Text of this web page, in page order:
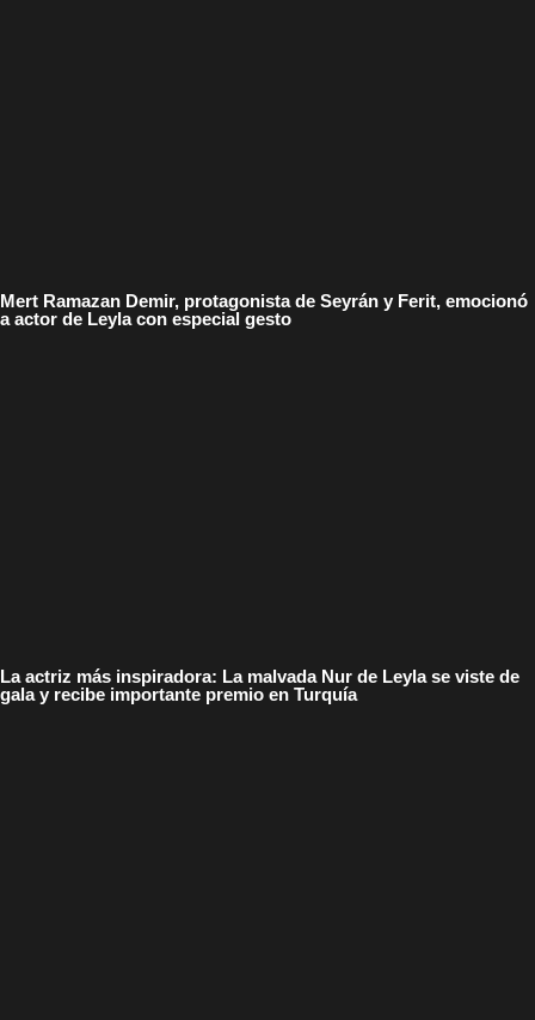
Mert Ramazan Demir, protagonista de Seyrán y Ferit, emocionó
a actor de Leyla con especial gesto
La actriz más inspiradora: La malvada Nur de Leyla se viste de
gala y recibe importante premio en Turquía